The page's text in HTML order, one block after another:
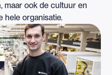
maar ook de cultuur en
hele organisatie.